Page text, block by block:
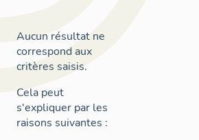
Aucun résultat ne
correspond aux
critères saisis.
Cela peut
s'expliquer par les
raisons suivantes :